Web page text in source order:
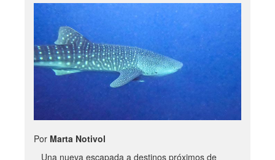
Por Marta Notivol
Una nueva escapada a destinos próximos de